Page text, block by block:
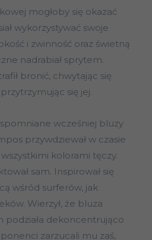
mogłoby się okazać
wykorzystywać swoje
i zwinność oraz świetną
nadrabiał sprytem.
bronić, chwytając się
się jej.
wcześniej bluzy
przywdziewał w czasie
kolorami tęczy.
sam. Inspirował się
wśród surferów, jak
Wierzył, że bluza
podziała dekoncentrująco
zarzucali mu zaś,